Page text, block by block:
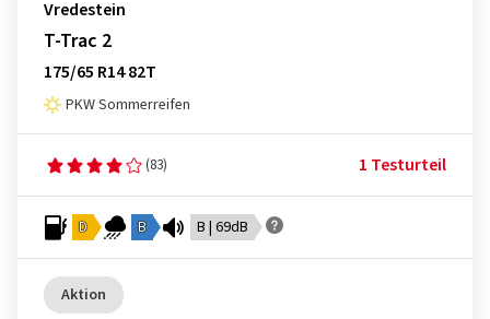
Vredestein
T-Trac 2
175/65 R14 82T
PKW Sommerreifen
(83) 1 Testurteil
D B B | 69dB
Aktion